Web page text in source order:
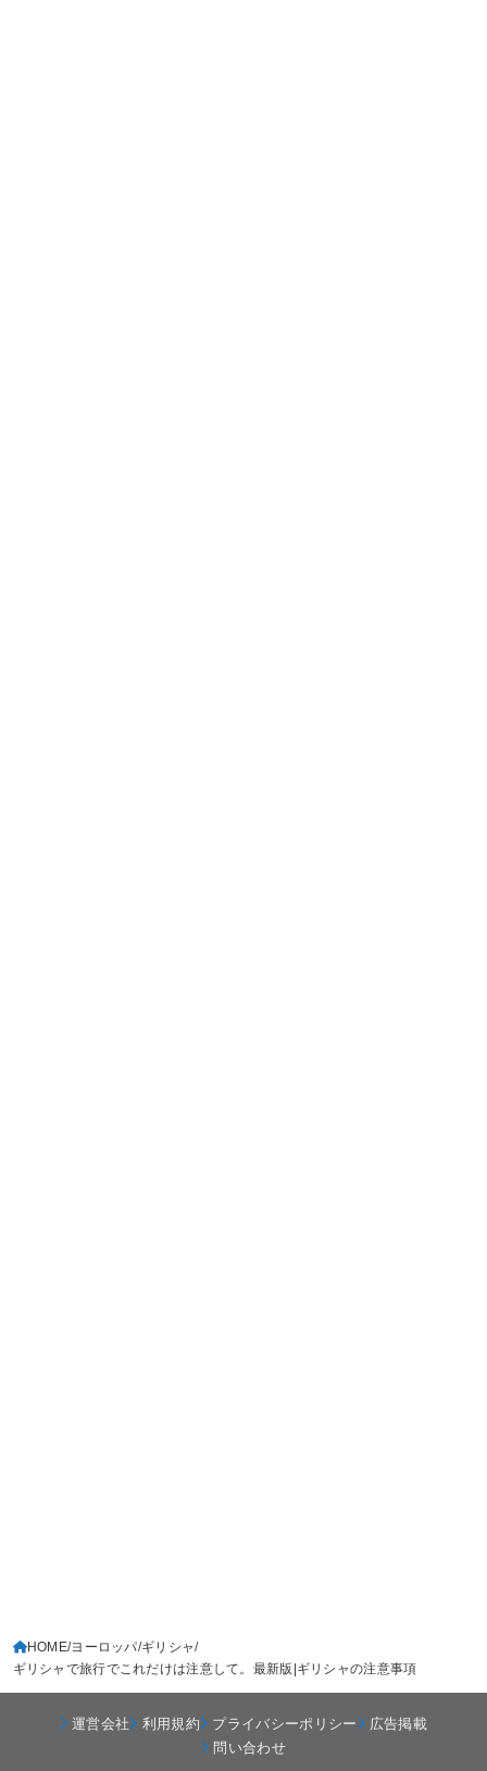
HOME ヨーロッパ ギリシャ
ギリシャで旅行でこれだけは注意して。最新版|ギリシャの注意事項
運営会社 利用規約 プライバシーポリシー
広告掲載
問い合わせ